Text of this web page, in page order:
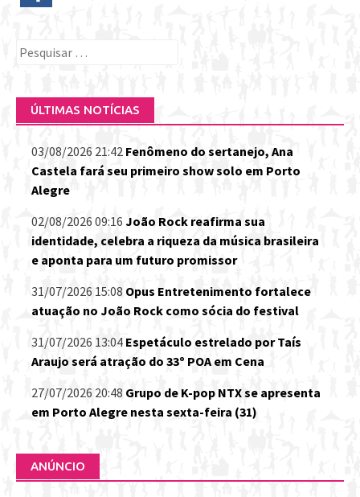
Pesquisar
ÚLTIMAS NOTÍCIAS
03/08/2026 21:42 Fenômeno do sertanejo, Ana
Castela fará seu primeiro show solo em Porto
Alegre
02/08/2026 09:16 João Rock reafirma sua
identidade, celebra a riqueza da música brasileira
e aponta para um futuro promissor
31/07/2026 15:08 Opus Entretenimento fortalece
atuação no João Rock como sócia do festival
31/07/2026 13:04 Espetáculo estrelado por Taís
Araujo será atração do 33º POA em Cena
27/07/2026 20:48 Grupo de K-pop NTX se apresenta
em Porto Alegre nesta sexta-feira (31)
ANÚNCIO